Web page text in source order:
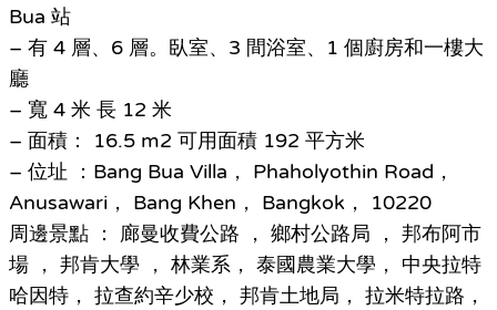
Bua 站
– 有 4 層、6 層。臥室、3 間浴室、1 個廚房和一樓大
廳
– 寬 4 米 長 12 米
– 面積： 16.5 m2 可用面積 192 平方米
– 位址 ：Bang Bua Villa， Phaholyothin Road，
Anusawari， Bang Khen， Bangkok， 10220
周邊景點 ： 廊曼收費公路 ， 鄉村公路局 ， 邦布阿市
場 ， 邦肯大學 ， 林業系， 泰國農業大學， 中央拉特
哈因特， 拉查約辛少校， 邦肯土地局， 拉米特拉路，